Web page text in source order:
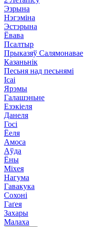
Эзрына
Нэгэміна
Эстэрына
Ёвава
Псалтыр
Прыказяў Салямонавае
Казаньнік
Песьня над песьнямі
Ісаі
Ярэмы
Галашэньне
Езэкіеля
Данеля
Госі
Ёеля
Амоса
Аўда
Ёны
Міхея
Нагума
Гавакука
Сохоні
Гаґея
Захары
Малаха